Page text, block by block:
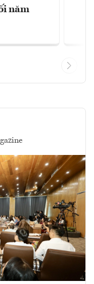
năm